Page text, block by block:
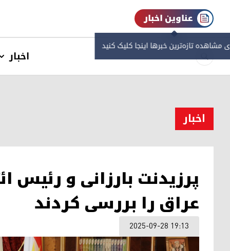
عناوین اخبار
مشاهده‌ تازه‌ترین خبرها اینجا کلیک کنید
اخبار
اخبار
پرزیدنت بارزانی و رئیس
عراق را بررسی کردند
2025-09-28 19:13